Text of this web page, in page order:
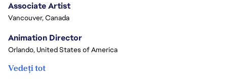
Associate Artist
Vancouver, Canada
Animation Director
Orlando, United States of America
Vedeți tot